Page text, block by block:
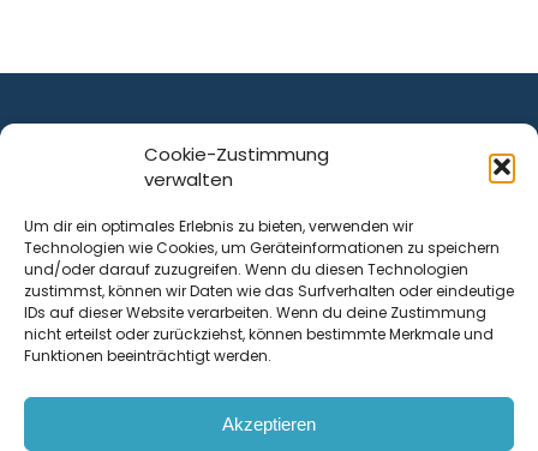
Cookie-Zustimmung
verwalten
Um dir ein optimales Erlebnis zu bieten, verwenden wir
Technologien wie Cookies, um Geräteinformationen zu speichern
und/oder darauf zuzugreifen. Wenn du diesen Technologien
zustimmst, können wir Daten wie das Surfverhalten oder eindeutige
IDs auf dieser Website verarbeiten. Wenn du deine Zustimmung
nicht erteilst oder zurückziehst, können bestimmte Merkmale und
Funktionen beeinträchtigt werden.
Akzeptieren
ist ein Service von
Krenn Real GmbH
Tischlerstraße 12
4050Traun| Österreich
Kontakt